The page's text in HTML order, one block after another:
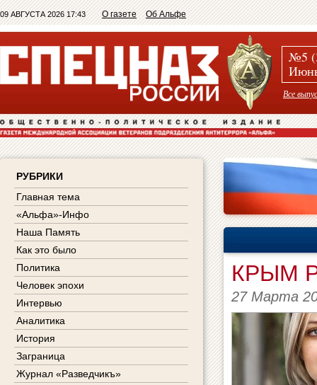
09 АВГУСТА 2026 17:43 О газете Об Альфе
№5
Все
РУБРИКИ
Главная тема
«Альфа»-Инфо
Наша Память
Как это было
Политика
Человек эпохи
Интервью
Аналитика
История
Заграница
Журнал «Разведчикъ»
КРЫМ
27 Марта